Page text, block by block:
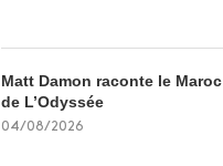
Matt Damon raconte le Maroc
de L’Odyssée
04/08/2026